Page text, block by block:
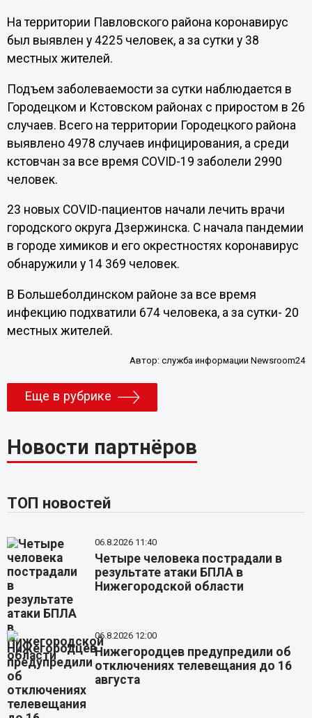
На территории Павловского района коронавирус
был выявлен у 4225 человек, а за сутки у 38
местных жителей.
Подъем заболеваемости за сутки наблюдается в
Городецком и Кстовском районах с приростом в 26
случаев. Всего на территории Городецкого района
выявлено 4978 случаев инфицирования, а среди
кстовчан за все время СOVID-19 заболели 2990
человек.
23 новых COVID-пациентов начали лечить врачи
городского округа Дзержинска. С начала пандемии
в городе химиков и его окрестностях коронавирус
обнаружили у 14 369 человек.
В Большеболдинском районе за все время
инфекцию подхватили 674 человека, а за сутки- 20
местных жителей.
Автор:служба информации Newsroom24
Еще в рубрике
Новости партнёров
ТОП новостей
06.8.2026 11:40
Четыре человека пострадали в
результате атаки БПЛА в
Нижегородской области
06.8.2026 12:00
Нижегородцев предупредили об
отключениях телевещания до 16
августа